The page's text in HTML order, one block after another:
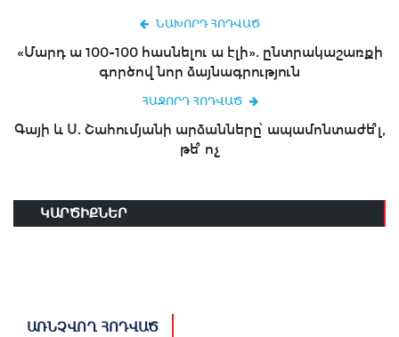
ՆԱԽՈՐԴ ՀՈԴՎԱԾ
«Մարդ ա 100-100 հասնելու ա էլի». ընտրակաշառքի
գործով նոր ձայնագրություն
ՀԱՋՈՐԴ ՀՈԴՎԱԾ
Գայի և Ս. Շահումյանի արձանները՝ ապամոնտաժե՞լ,
թե՞ ոչ
ԿԱՐԾԻՔՆԵՐ
ԱՌՆՉՎՈՂ ՀՈԴՎԱԾ